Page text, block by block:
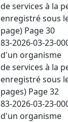
de services à la
enregistré sous
page) Page 30
83-2026-03-23-
d'un organisme
de services à la
enregistré sous
pages) Page 32
83-2026-03-23-
d'un organisme